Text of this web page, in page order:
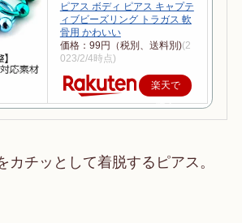
ピアス ボディ ピアス キャプテ
ィブビーズリング トラガス 軟
骨用 かわいい
価格：99円（税別、送料別)(2
023/2/4時点)
楽天で
購入
カチッとして着脱するピアス。